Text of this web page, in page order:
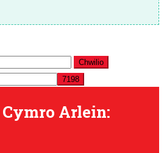
Arlein: